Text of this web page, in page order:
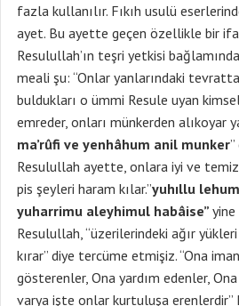
fazla kullanılır. Fıkıh usulü
ayet. Bu ayette geçen özellikle bir
Resulullah’ın teşri yetkisi
meali şu: “Onlar yanlarındaki
buldukları o ümmi Resule uyan
emreder, onları münkerden alıkoyar
ma’rûfi ve yenhâhum anil munker
Resulullah ayette, onlara iyi ve
pis şeyleri haram kılar.”yuhıllu
yuharrimu aleyhimul habâise”
Resulullah, “üzerilerindeki ağır
kırar” diye tercüme etmişiz. “Ona
gösterenler, Ona yardım edenler,
varya işte onlar kurtuluşa erenlerdir”